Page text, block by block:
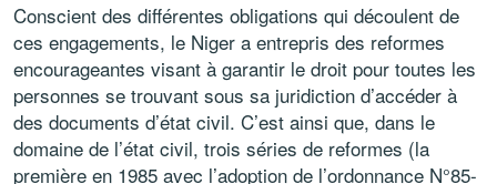
Conscient des différentes obligations qui découlent de
ces engagements, le Niger a entrepris des reformes
encourageantes visant à garantir le droit pour toutes les
personnes se trouvant sous sa juridiction d’accéder à
des documents d’état civil. C’est ainsi que, dans le
domaine de l’état civil, trois séries de reformes (la
première en 1985 avec l’adoption de l’ordonnance N°85-